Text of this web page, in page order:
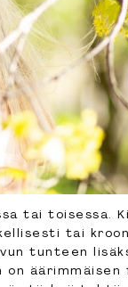
tai toisessa.
tai
tunteen
on